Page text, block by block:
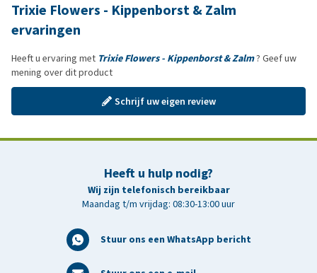
Trixie Flowers - Kippenborst & Zalm
ervaringen
Heeft u ervaring met Trixie Flowers - Kippenborst & Zalm? Geef uw
mening over dit product
Schrijf uw eigen review
Heeft u hulp nodig?
Wij zijn telefonisch bereikbaar
Maandag t/m vrijdag: 08:30-13:00 uur
Stuur ons een WhatsApp bericht